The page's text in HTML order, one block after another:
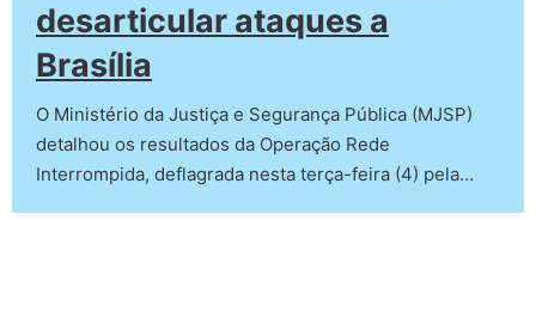
desarticular ataques a
Brasília
O Ministério da Justiça e Segurança Pública (MJSP)
detalhou os resultados da Operação Rede
Interrompida, deflagrada nesta terça-feira (4) pela…